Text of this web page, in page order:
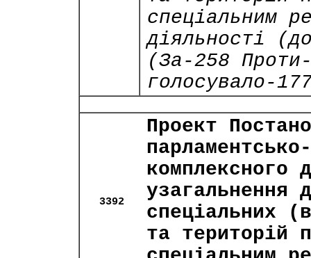
спеціальним
діяльності
(За-258
голосувало-
3392
Проект
комплексного
узагальнення
спеціальних
та територій